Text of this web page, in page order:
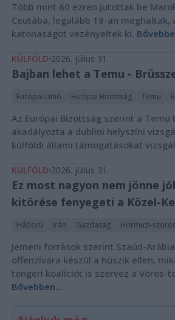
Több mint 60 ezren jutottak be
Ceutába, legalább 18-an meghaltak,
katonaságot vezényeltek ki.
KÜLFÖLD 2026. július 31.
Bajban lehet a Temu -
Európai Unió Európai Bizottság Temu
Az Európai Bizottság szerint a Temu
akadályozta a dublini helyszíni
külföldi állami támogatásokat
KÜLFÖLD 2026. július 31.
Ez most nagyon nem jönne
kitörése fenyegeti a Közel-
Háború Irán Gazdaság Hormuzi-
Jemeni források szerint Szaúd-
offenzívára készül a húszik ellen,
tengeri koalíciót is szervez a Vörös-
Bővebben...